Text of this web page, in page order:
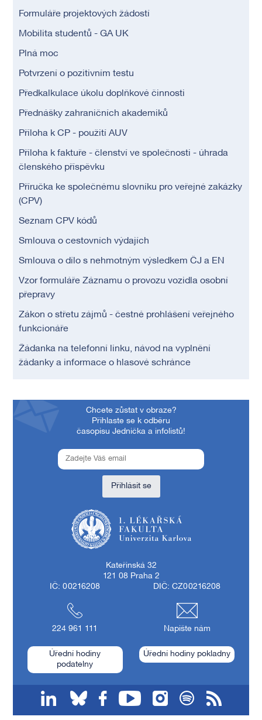
Formuláře projektových žádostí
Mobilita studentů - GA UK
Plná moc
Potvrzení o pozitivním testu
Předkalkulace úkolu doplňkové činnosti
Přednášky zahraničních akademiků
Příloha k CP - použití AUV
Příloha k faktuře - členství ve společnosti - úhrada
členského příspěvku
Příručka ke společnému slovníku pro veřejné zakázky
(CPV)
Seznam CPV kódů
Smlouva o cestovních výdajích
Smlouva o dílo s nehmotným výsledkem ČJ a EN
Vzor formuláře Záznamu o provozu vozidla osobní
přepravy
Zákon o střetu zájmů - čestné prohlášení veřejného
funkcionáře
Žádanka na telefonní linku, návod na vyplnění
žádanky a informace o hlasové schránce
Chcete zůstat v obraze?
Přihlaste se k odběru
časopisu Jednička a infolistů!
Přihlásit se
Kateřinská 32
121 08 Praha 2
IČ: 00216208
DIČ: CZ00216208
224 961 111 Napište nám
Úřední hodiny
podatelny
Úřední hodiny pokladny